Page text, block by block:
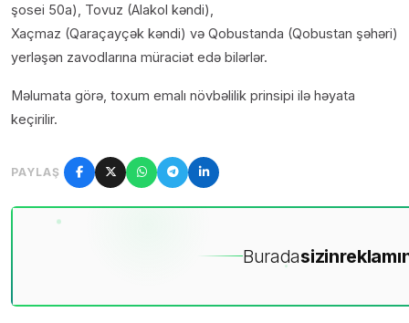
şosei 50a), Tovuz (Alakol kəndi),
Xaçmaz (Qaraçayçək kəndi) və Qobustanda (Qobustan şəhəri)
yerləşən zavodlarına müraciət edə bilərlər.
Məlumata görə, toxum emalı növbəlilik prinsipi ilə həyata
keçirilir.
PAYLAŞ
Buradasizin